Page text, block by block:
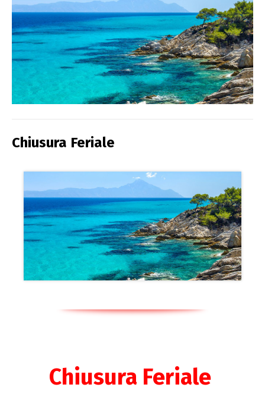
Chiusura Feriale
Chiusura Feriale